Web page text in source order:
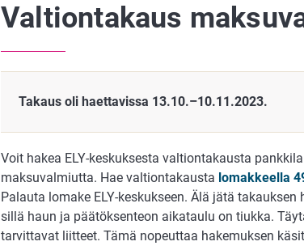
Valtiontakaus
Takaus oli haettavissa 13.10.–10.11.2023.
Voit hakea ELY-keskuksesta valtiontakausta
maksuvalmiutta. Hae valtiontakausta lomakkeella
Palauta lomake ELY-keskukseen. Älä jätä
sillä haun ja päätöksenteon aikataulu on tiukka.
tarvittavat liitteet. Tämä nopeuttaa hakemuksen